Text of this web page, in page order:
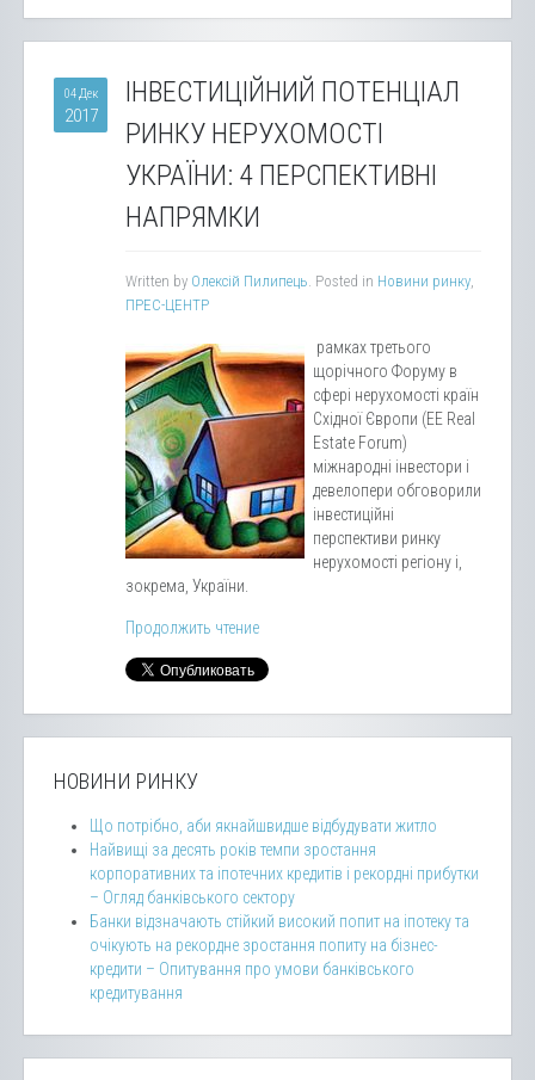
04 Дек
2017
ІНВЕСТИЦІЙНИЙ ПОТЕНЦІАЛ
РИНКУ НЕРУХОМОСТІ
УКРАЇНИ: 4 ПЕРСПЕКТИВНІ
НАПРЯМКИ
Written by Олексій Пилипець. Posted in Новини ринку,
ПРЕС-ЦЕНТР
рамках третього
щорічного Форуму в
сфері нерухомості країн
Східної Європи (EE Real
Estate Forum)
міжнародні інвестори і
девелопери обговорили
інвестиційні
перспективи ринку
нерухомості регіону і,
зокрема, України.
Продолжить чтение
НОВИНИ РИНКУ
Що потрібно, аби якнайшвидше відбудувати житло
Найвищі за десять років темпи зростання
корпоративних та іпотечних кредитів і рекордні прибутки
– Огляд банківського сектору
Банки відзначають стійкий високий попит на іпотеку та
очікують на рекордне зростання попиту на бізнес-
кредити – Опитування про умови банківського
кредитування